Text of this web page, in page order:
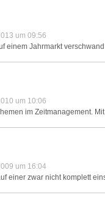
um 09:56
einem Jahrmarkt
um 10:06
im Zeitmanagement.
um 16:04
einer zwar nicht komplett